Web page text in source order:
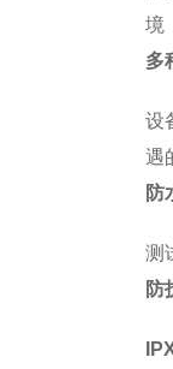
境
多
设
遇
防
测
防